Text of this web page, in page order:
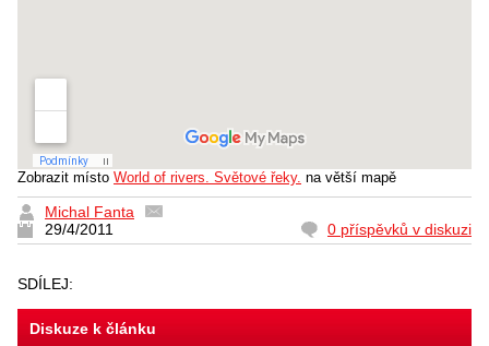
Zobrazit místo World of rivers. Světové řeky. na větší mapě
Michal Fanta
29/4/2011
0 příspěvků v diskuzi
SDÍLEJ:
Diskuze k článku